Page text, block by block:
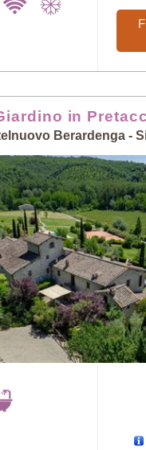
in
Berardenga -